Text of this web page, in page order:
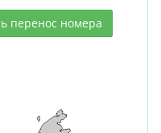
перенос номера